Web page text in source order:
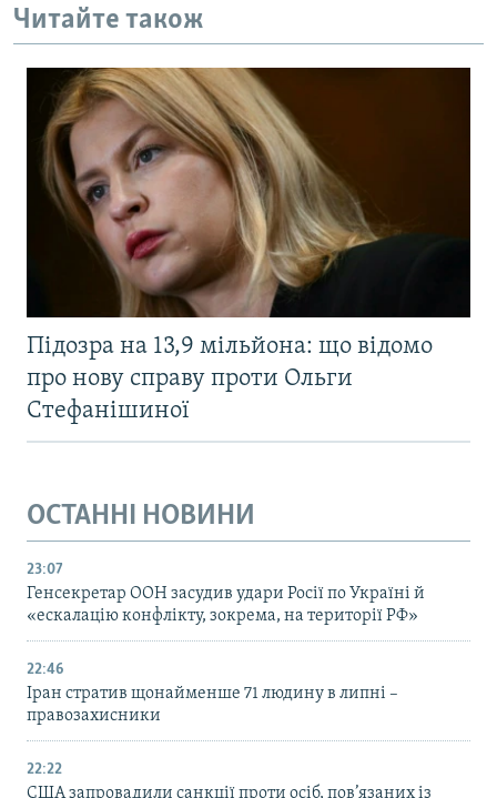
Читайте також
Підозра на 13,9 мільйона: що відомо
про нову справу проти Ольги
Стефанішиної
ОСТАННІ НОВИНИ
23:07
Генсекретар ООН засудив удари Росії по Україні й
«ескалацію конфлікту, зокрема, на території РФ»
22:46
Іран стратив щонайменше 71 людину в липні –
правозахисники
22:22
США запровадили санкції проти осіб, пов’язаних із